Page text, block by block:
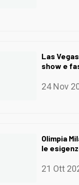
Las
show e
24 Nov
Olimpia
le
21 Ott